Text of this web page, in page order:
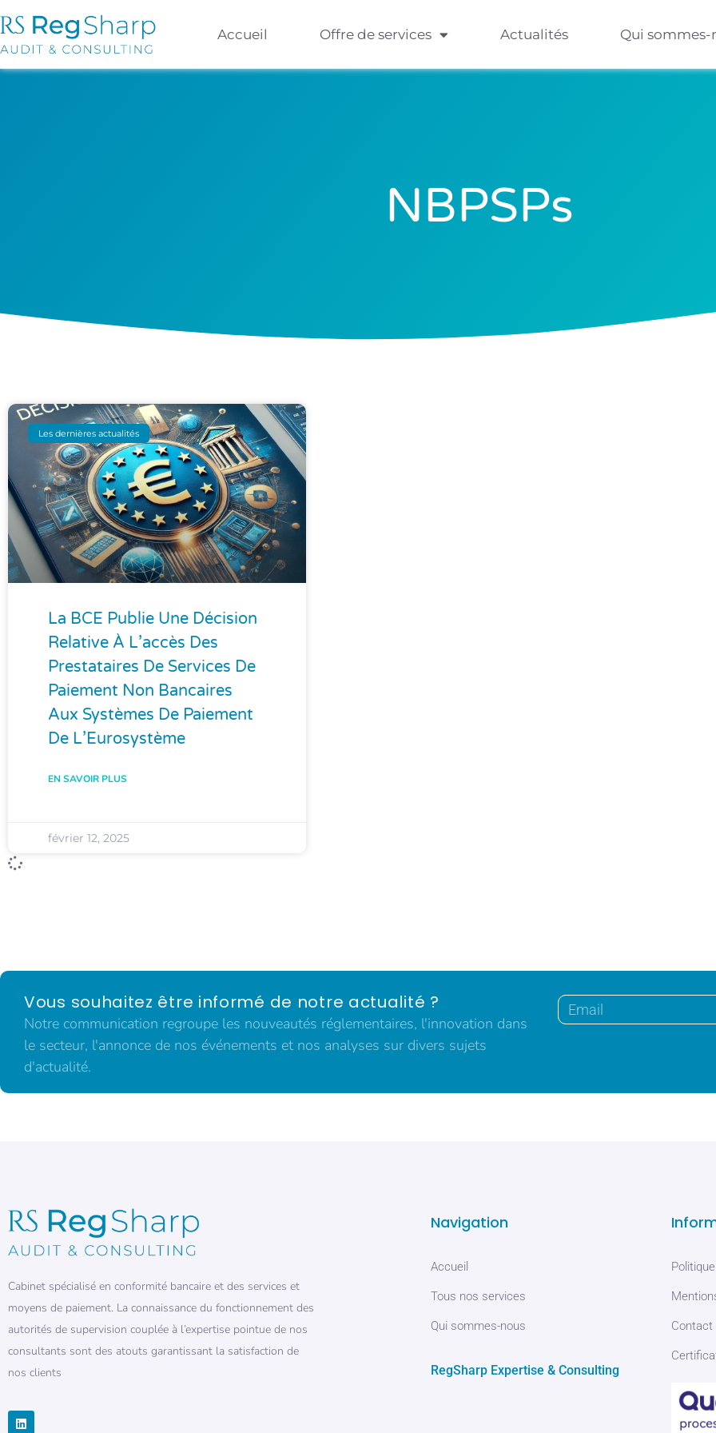
Accueil Offre de services Actualités Qui sommes-
NBPSPs
Les dernières actualités
La BCE Publie Une Décision
Relative À L’accès Des
Prestataires De Services De
Paiement Non Bancaires
Aux Systèmes De Paiement
De L’Eurosystème
EN SAVOIR PLUS
février 12, 2025
Vous souhaitez être informé de notre actualité ?
Notre communication regroupe les nouveautés réglementaires, l'innovation dans
le secteur, l'annonce de nos événements et nos analyses sur divers sujets
d'actualité.
Cabinet spécialisé en conformité bancaire et des services et
moyens de paiement. La connaissance du fonctionnement des
autorités de supervision couplée à l’expertise pointue de nos
consultants sont des atouts garantissant la satisfaction de
nos clients
Navigation
Accueil
Tous nos services
Qui sommes-nous
RegSharp Expertise & Consulting
Contact